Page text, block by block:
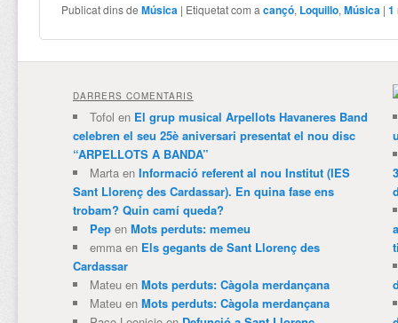
Publicat dins de Música | Etiquetat com a cançó, Loquillo,Música |1
DARRERS COMENTARIS
Tofol en El grup musical Arpellots Havaneres Band
celebren el seu 25è aniversari presentat el nou disc
“ARPELLOTS A BANDA”
Martaen Informació referent al nou Institut (IES
Sant Llorenç des Cardassar). En quina fase ens
trobam? Quin camí queda?
Pepen Mots perduts: memeu
emmaen Els gegants de Sant Llorenç des
Cardassar
Mateuen Mots perduts: Càgola merdançana
Mateuen Mots perduts: Càgola merdançana